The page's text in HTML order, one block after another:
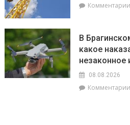
Комментарии
В
какое
незаконное
08.08.2026
Комментарии